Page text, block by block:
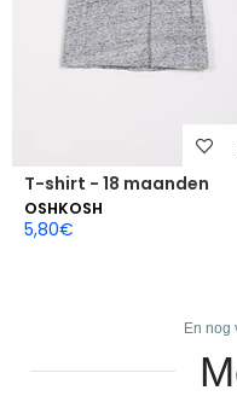
T-shirt - 18 maanden
OSHKOSH
5,80€
En nog